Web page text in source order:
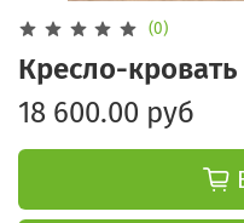
(0)
Кресло-
18 600.00 руб